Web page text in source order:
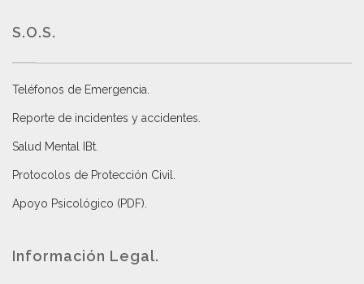
S.O.S.
Teléfonos de Emergencia.
Reporte de incidentes y accidentes
Salud Mental IBt
Protocolos de Protección Civil
Apoyo Psicológico (PDF)
Información Legal.